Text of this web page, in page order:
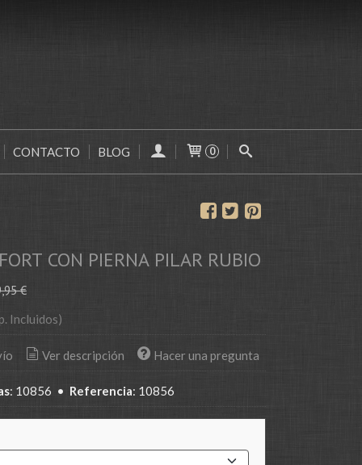
CONTACTO BLOG 0
CON PIERNA PILAR RUBIO
€
Incluidos)
Ver descripción Hacer una pregunta
: 10856 • Referencia: 10856